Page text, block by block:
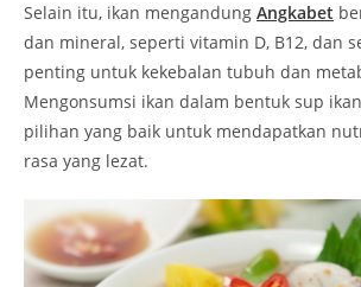
Selain itu, ikan mengandung Angkabet
dan mineral, seperti vitamin D, B12, dan
penting untuk kekebalan tubuh dan
Mengonsumsi ikan dalam bentuk sup
pilihan yang baik untuk mendapatkan
rasa yang lezat.